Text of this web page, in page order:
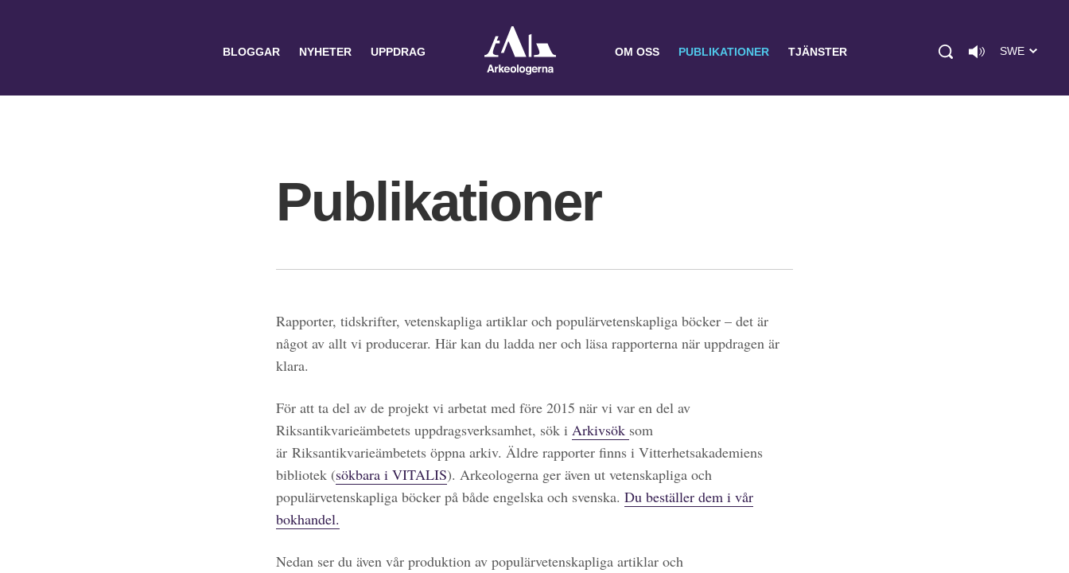
BLOGGAR NYHETER UPPDRAG OM OSS PUBLIKATIONER TJÄNSTER SWE
Publikationer
Rapporter, tidskrifter, vetenskapliga artiklar och populärvetenskapliga böcker – det är
något av allt vi producerar. Här kan du ladda ner och läsa rapporterna när uppdragen är
klara.
För att ta del av de projekt vi arbetat med före 2015 när vi var en del av
Riksantikvarieämbetets uppdragsverksamhet, sök i Arkivsök som
är Riksantikvarieämbetets öppna arkiv. Äldre rapporter finns i Vitterhetsakademiens
bibliotek (sökbara i VITALIS). Arkeologerna ger även ut vetenskapliga och
populärvetenskapliga böcker på både engelska och svenska. Du beställer dem i vår
bokhandel.
Nedan ser du även vår produktion av populärvetenskapliga artiklar och